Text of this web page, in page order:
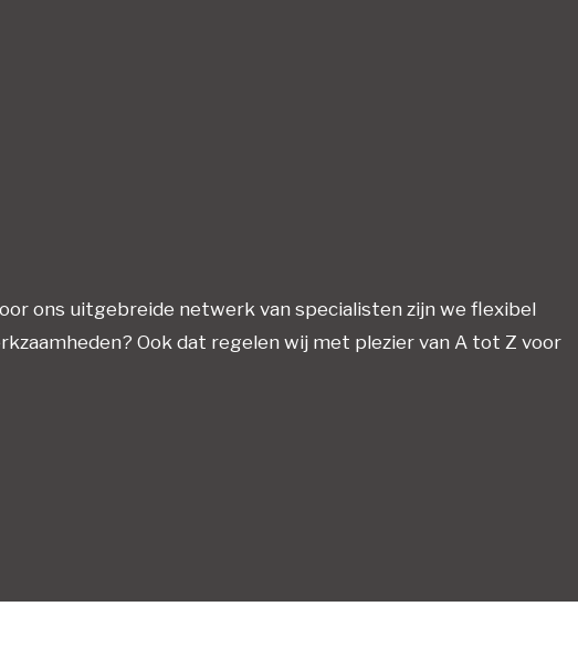
ons uitgebreide netwerk van specialisten zijn we flexibel
Ook dat regelen wij met plezier van A tot Z voor